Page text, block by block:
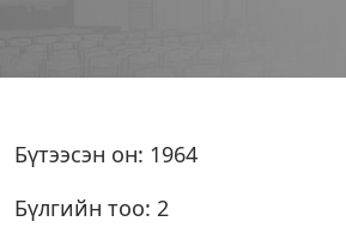
Бүтээсэн он: 1964
Бүлгийн тоо: 2